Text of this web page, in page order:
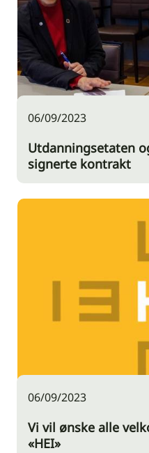
06/09/2023
Utdanningsetaten
signerte kontrakt
06/09/2023
Vi vil ønske alle
«HEI»